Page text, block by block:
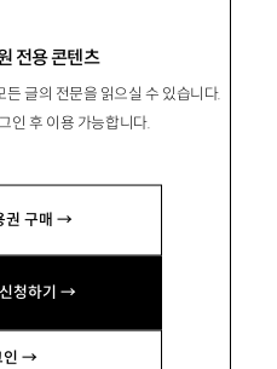
전용 콘텐츠
든 글의 전문을 읽으실 수 있습니다.
인 후 이용 가능합니다.
권 구매 →
청하기 →
인 →
크 연구위원. 평론집으
험』이 있음.